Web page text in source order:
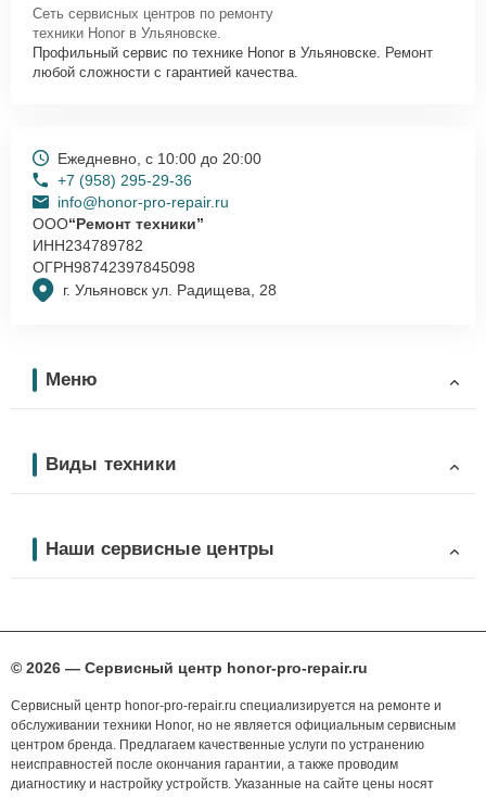
Сеть сервисных центров по ремонту
техники Honor в Ульяновске.
Профильный сервис по технике Honor в Ульяновске. Ремонт
любой сложности с гарантией качества.
г. Ульяновск ул. Радищева, 28
Ежедневно, с 10:00 до 20:00
+7 (958) 295-29-36
info@honor-pro-repair.ru
ООО“Ремонт техники”
ИНН234789782
ОГРН98742397845098
Меню
Виды техники
Наши сервисные центры
© 2026 — Сервисный центр honor-pro-repair.ru
Сервисный центр honor-pro-repair.ru специализируется на ремонте и
обслуживании техники Honor, но не является официальным сервисным
центром бренда. Предлагаем качественные услуги по устранению
неисправностей после окончания гарантии, а также проводим
диагностику и настройку устройств. Указанные на сайте цены носят